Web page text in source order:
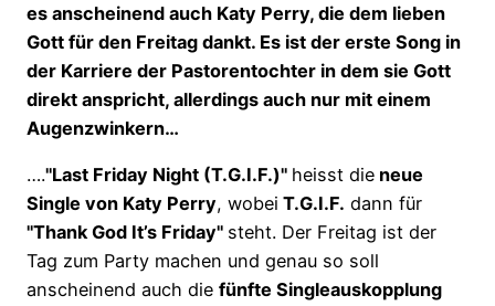
es anscheinend auch Katy Perry, die dem lieben
Gott für den Freitag dankt. Es ist der erste Song in
der Karriere der Pastorentochter in dem sie Gott
direkt anspricht, allerdings auch nur mit einem
Augenzwinkern…
…."Last Friday Night (T.G.I.F.)" heisst die neue
Single von Katy Perry, wobei T.G.I.F. dann für
"Thank God It’s Friday" steht. Der Freitag ist der
Tag zum Party machen und genau so soll
anscheinend auch die fünfte Singleauskopplung